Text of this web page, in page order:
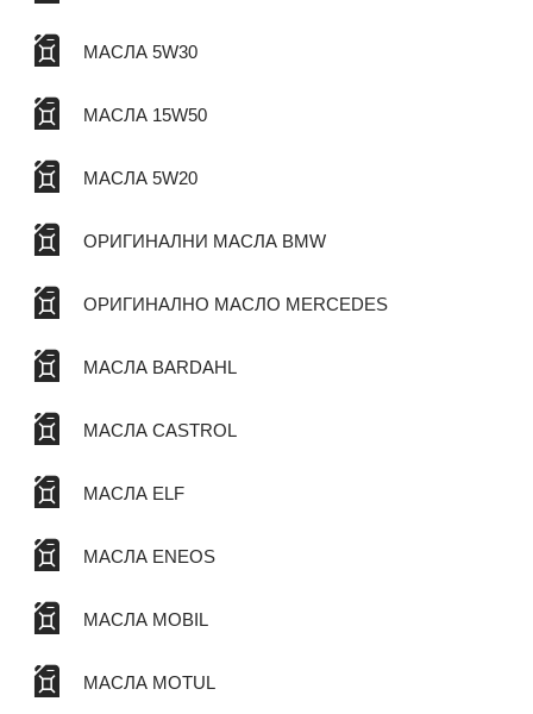
МАСЛА 5W30
МАСЛА 15W50
МАСЛА 5W20
ОРИГИНАЛНИ МАСЛА BMW
ОРИГИНАЛНО МАСЛО MERCEDES
МАСЛА BARDAHL
МАСЛА CASTROL
МАСЛА ELF
МАСЛА ENEOS
МАСЛА MOBIL
МАСЛА MOTUL